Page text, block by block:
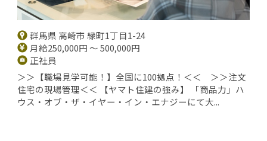
群馬県 高崎市 緑町1丁目1-24
月給250,000円 ～ 500,000円
正社員
＞＞【職場見学可能！】全国に100拠点！＜＜ ＞＞注文
住宅の現場管理＜＜ 【ヤマト住建の強み】 「商品力」ハ
ウス・オブ・ザ・イヤー・イン・エナジーにて大...